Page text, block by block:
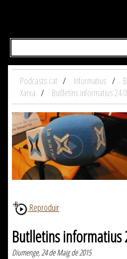
Podcasts.cat Informatius
Xarxa
Butlletins informatius
Reproduir
Butlletins informatius
Diumenge, 24 de Maig de 2015